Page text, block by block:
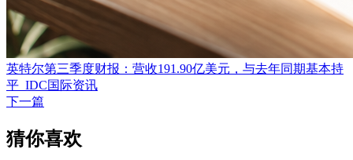
英特尔第三季度财报：营收191.90亿美元，与去年同期基本持
平_IDC国际资讯
下一篇
猜你喜欢